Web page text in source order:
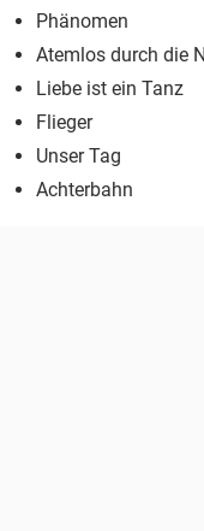
Phänomen
Atemlos durch die
Liebe ist ein Tanz
Flieger
Unser Tag
Achterbahn